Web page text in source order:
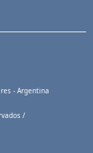
- Argentina
/